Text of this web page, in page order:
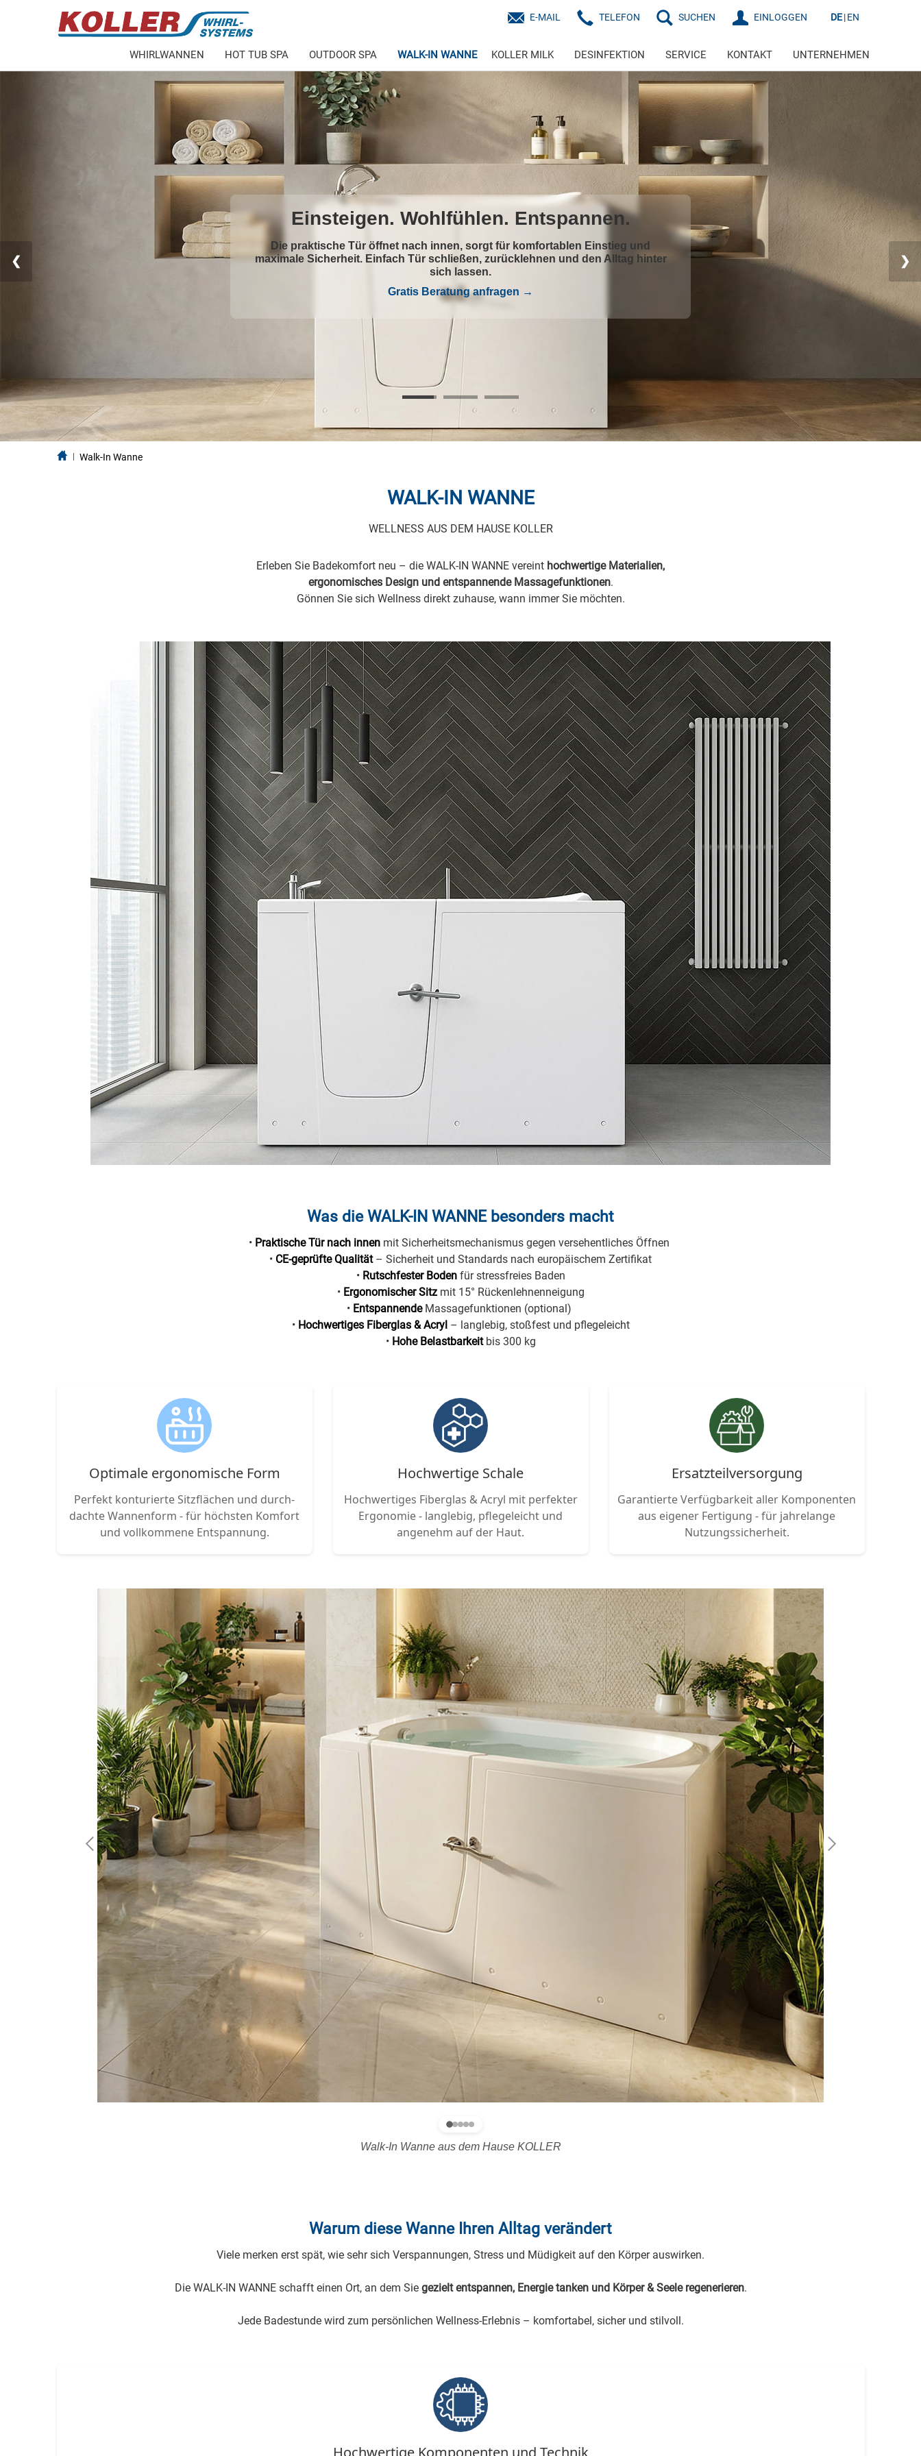
E-MAIL TELEFON SUCHEN EINLOGGEN DE EN
WHIRLWANNEN HOT TUB SPA OUTDOOR SPA WALK-IN WANNE KOLLER MILK DESINFEKTION SERVICE KONTAKT UNTERNEHMEN
Whirlpool-Massage. Wellness aus dem Hause
KOLLER
Sanfte Wasser- oder Luftmassage verwöhnt Rücken, Nacken und Beine.
und ergonomischer Sitz sorgen für Sicherheit und Komfort
bei jeder Badestunde.
Kostenlos beraten lassen →
❮ ❯
Walk-In Wanne
WALK-IN WANNE
WELLNESS AUS DEM HAUSE KOLLER
Erleben Sie Badekomfort neu – die WALK-IN WANNE vereint hochwertige Materialien,
ergonomisches Design und entspannende Massagefunktionen.
Gönnen Sie sich Wellness direkt zuhause, wann immer Sie möchten.
Was die WALK-IN WANNE besonders macht
• Praktische Tür nach innen mit Sicherheitsmechanismus gegen versehentliches Öffnen
• CE-geprüfte Qualität– Sicherheit und Standards nach europäischem Zertifikat
• Rutschfester Bodenfür stressfreies Baden
• Ergonomischer Sitzmit 15° Rückenlehnenneigung
• Entspannende Massagefunktionen (optional)
• Hochwertiges Fiberglas & Acryl– langlebig, stoßfest und pflegeleicht
• Hohe Belastbarkeitbis 300 kg
Opti­male ergo­nomische Form
Perfekt kon­turi­erte Sitz­flächen und durch­
dachte Wannen­form - für höchsten Komfort
und voll­kommene Entspannung.
Hoch­wertige Schale
Hochwertiges Fiberglas & Acryl mit perfekter
Ergo­nomie - langlebig, pflegeleicht und
angenehm auf der Haut.
Ersatz­teil­versorgung
Garantierte Verfü­gbarkeit aller Kompo­nenten
aus ei­gener Fertigung - für jahre­lange
Nutzungssicherheit.
Walk-In Wanne aus dem Hause KOLLER
Warum diese Wanne Ihren Alltag verändert
Viele merken erst spät, wie sehr sich Verspannungen, Stress und Müdigkeit auf den Körper auswirken.
Die WALK-IN WANNE schafft einen Ort, an dem Sie gezielt entspannen, Energie tanken und Körper & Seele regenerieren.
Jede Badestunde wird zum persönlichen Wellness-Erlebnis – komfortabel, sicher und stilvoll.
Hoch­wertige Kompo­nenten und Technik